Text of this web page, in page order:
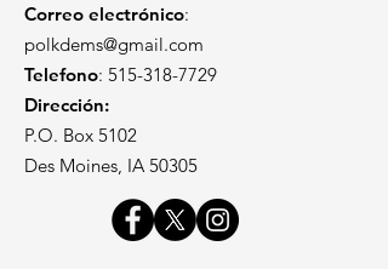
Correo electrónico:
polkdems@gmail.com
Telefono: 515-318-7729
Dirección:
P.O. Box 5102
Des Moines, IA 50305